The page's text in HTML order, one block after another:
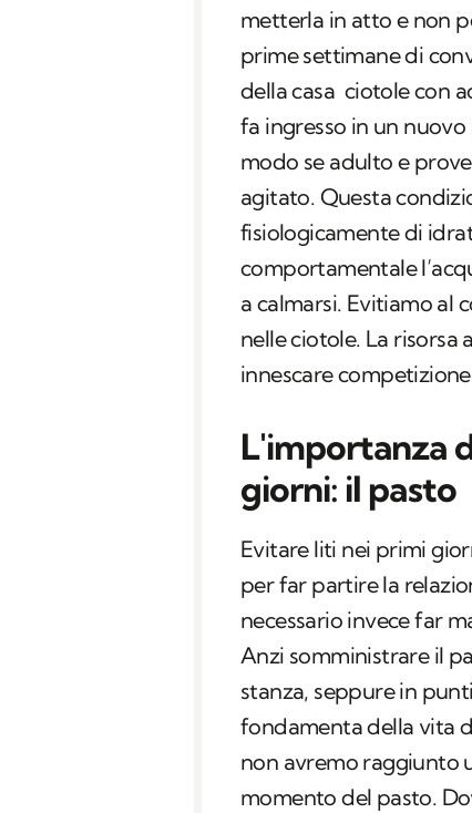
metterla in atto e non
prime settimane di
della casa ciotole con
fa ingresso in un
modo se adulto e
agitato. Questa
fisiologicamente di
comportamentale
a calmarsi. Evitiamo al
nelle ciotole. La
innescare
L'importanza
giorni: il pasto
Evitare liti nei primi
per far partire la
necessario invece far
Anzi somministrare il
stanza, seppure in
fondamenta della vita
non avremo raggiunto
momento del pasto.